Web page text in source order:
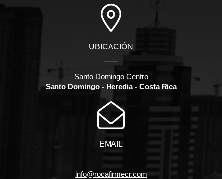
UBICACIÓN
Santo Domingo Centro
Santo Domingo - Heredia - Costa Rica
EMAIL
info@rocafirmecr.com